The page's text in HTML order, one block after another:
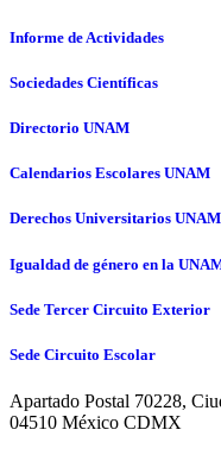
Informe de Actividades
Sociedades Científicas
Directorio UNAM
Calendarios Escolares UNAM
Derechos Universitarios UNAM
Igualdad de género en la
Sede Tercer Circuito Exterior
Sede Circuito Escolar
Apartado Postal 70228,
04510 México CDMX